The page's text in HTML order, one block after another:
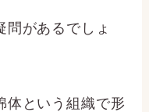
問があるでしょ
体という組織で形